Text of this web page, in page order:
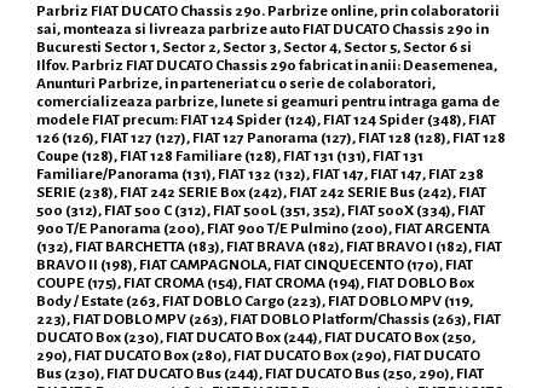
Parbriz FIAT DUCATO Chassis 290. Parbrize online, prin colaboratorii
sai, monteaza si livreaza parbrize auto FIAT DUCATO Chassis 290 in
Bucuresti Sector 1, Sector 2, Sector 3, Sector 4, Sector 5, Sector 6 si
Ilfov. Parbriz FIAT DUCATO Chassis 290 fabricat in anii: Deasemenea,
Anunturi Parbrize, in parteneriat cu o serie de colaboratori,
comercializeaza parbrize, lunete si geamuri pentru intraga gama de
modele FIAT precum: FIAT 124 Spider (124), FIAT 124 Spider (348), FIAT
126 (126), FIAT 127 (127), FIAT 127 Panorama (127), FIAT 128 (128), FIAT 128
Coupe (128), FIAT 128 Familiare (128), FIAT 131 (131), FIAT 131
Familiare/Panorama (131), FIAT 132 (132), FIAT 147, FIAT 147, FIAT 238
SERIE (238), FIAT 242 SERIE Box (242), FIAT 242 SERIE Bus (242), FIAT
500 (312), FIAT 500 C (312), FIAT 500L (351, 352), FIAT 500X (334), FIAT
900 T/E Panorama (200), FIAT 900 T/E Pulmino (200), FIAT ARGENTA
(132), FIAT BARCHETTA (183), FIAT BRAVA (182), FIAT BRAVO I (182), FIAT
BRAVO II (198), FIAT CAMPAGNOLA, FIAT CINQUECENTO (170), FIAT
COUPE (175), FIAT CROMA (154), FIAT CROMA (194), FIAT DOBLO Box
Body / Estate (263, FIAT DOBLO Cargo (223), FIAT DOBLO MPV (119,
223), FIAT DOBLO MPV (263), FIAT DOBLO Platform/Chassis (263), FIAT
DUCATO Box (230), FIAT DUCATO Box (244), FIAT DUCATO Box (250,
290), FIAT DUCATO Box (280), FIAT DUCATO Box (290), FIAT DUCATO
Bus (230), FIAT DUCATO Bus (244), FIAT DUCATO Bus (250, 290), FIAT